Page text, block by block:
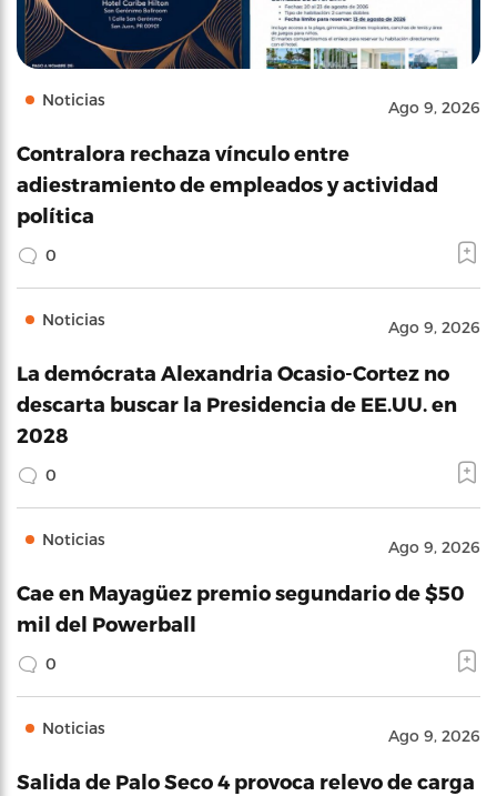
Noticias Ago 9, 2026
Contralora rechaza vínculo entre
adiestramiento de empleados y actividad
política
0
Noticias Ago 9, 2026
La demócrata Alexandria Ocasio-Cortez no
descarta buscar la Presidencia de EE.UU. en
2028
0
Noticias Ago 9, 2026
Cae en Mayagüez premio segundario de $50
mil del Powerball
0
Noticias Ago 9, 2026
Salida de Palo Seco 4 provoca relevo de carga